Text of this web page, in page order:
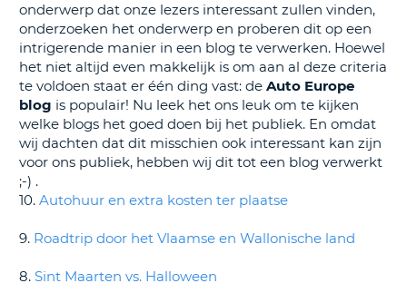
onderwerp dat onze lezers interessant zullen vinden,
onderzoeken het onderwerp en proberen dit op een
intrigerende manier in een blog te verwerken. Hoewel
het niet altijd even makkelijk is om aan al deze criteria
te voldoen staat er één ding vast: de Auto Europe
blog is populair! Nu leek het ons leuk om te kijken
welke blogs het goed doen bij het publiek. En omdat
wij dachten dat dit misschien ook interessant kan zijn
voor ons publiek, hebben wij dit tot een blog verwerkt
;-) .
10. Autohuur en extra kosten ter plaatse
9. Roadtrip door het Vlaamse en Wallonische land
8. Sint Maarten vs. Halloween